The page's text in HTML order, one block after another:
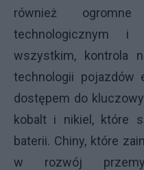
również
technologicznym i
wszystkim, kontrola
technologii pojazdów
dostępem do
kobalt i nikiel, które
baterii. Chiny, które
w rozwój